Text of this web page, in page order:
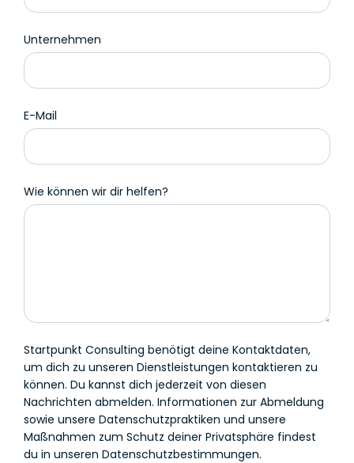
Unternehmen
E-Mail
Wie können wir dir helfen?
Startpunkt Consulting benötigt deine Kontaktdaten,
um dich zu unseren Dienstleistungen kontaktieren zu
können. Du kannst dich jederzeit von diesen
Nachrichten abmelden. Informationen zur Abmeldung
sowie unsere Datenschutzpraktiken und unsere
Maßnahmen zum Schutz deiner Privatsphäre findest
du in unseren Datenschutzbestimmungen.